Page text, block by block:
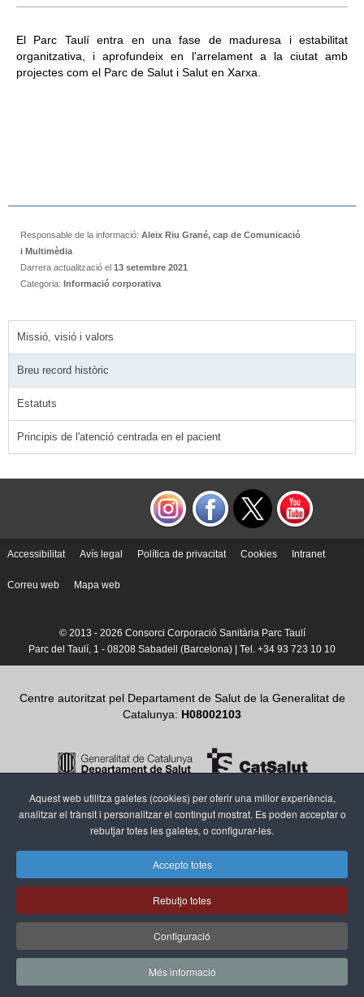
El Parc Taulí entra en una fase de maduresa i estabilitat
organitzativa, i aprofundeix en l'arrelament a la ciutat amb
projectes com el Parc de Salut i Salut en Xarxa.
Responsable de la informació: Aleix Riu Grané, cap de Comunicació
i Multimèdia
Darrera actualització el 13 setembre 2021
Categoria: Informació corporativa
Missió, visió i valors
Breu record històric
Estatuts
Principis de l'atenció centrada en el pacient
Accessibilitat Avís legal Política de privacitat Cookies Intranet
Correu web Mapa web
© 2013 - 2026 Consorci Corporació Sanitària Parc Taulí
Parc del Taulí, 1 - 08208 Sabadell (Barcelona) | Tel. +34 93 723 10 10
Centre autoritzat pel Departament de Salut de la Generalitat de
Catalunya: H08002103
Aquest web utilitza galetes (cookies) per oferir una millor experiència,
analitzar el trànsit i personalitzar el contingut mostrat. Es poden acceptar o
rebutjar totes les galetes, o configurar-les.
Accepto totes
Rebutjo totes
Configuració
Més informació